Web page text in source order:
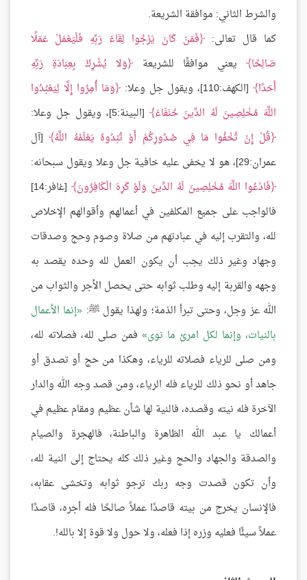
والشرط الثاني: موافقة الشريعة.
كما قال تعالى:
فَمَنْ كَانَ يَرْجُوا لِقَاءَ رَبِّهِ فَلْيَعْمَلْ عَمَلًا
صَالِحًا يعني موافقًا للشريعة
وَلا يُشْرِكْ بِعِبَادَةِ رَبِّهِ
أَحَدًا [الكهف:110]، ويقول جل وعلا:
وَمَا أُمِرُوا إِلَّا لِيَعْبُدُوا
اللَّهَ مُخْلِصِينَ لَهُ الدِّينَ حُنَفَاءَ
[البينة:5]، ويقول جل وعلا:
قُلْ إِنْ تُخْفُوا مَا فِي صُدُورِكُمْ أَوْ تُبْدُوهُ يَعْلَمْهُ اللَّهُ [آل
عمران:29]، هو لا يخفى عليه خافية جل وعلا ويقول سبحانه:
فَادْعُوا اللَّهَ مُخْلِصِينَ لَهُ الدِّينَ وَلَوْ كَرِهَ الْكَافِرُونَ
[غافر:14]
فالواجب على جميع المكلفين في أعمالهم وأقوالهم الإخلاص
لله، والتقرب إليه في عبادتهم من صلاة وصوم وحج وصدقات
وجهاد وغير ذلك يجب أن يكون العمل لله وحده يقصد به
وجهه والقربة إليه وطلب ثوابه حتى يحصل الأجر والثواب من
الله عز وجل، وحتى تبرأ الذمة؛ ولهذا يقول ﷺ: إنما الأعمال
بالنيات، وإنما لكل امرئ ما نوى فمن صلى لله، فصلاته لله،
ومن صلى للرياء فصلاته للرياء، وهكذا من حج أو تصدق أو
جاهد أو نحو ذلك للرياء فله الرياء، ومن قصد وجه الله والدار
الآخرة فله نيته وقصده، فالنية لها شأن عظيم ومقام عظيم في
أعمالك يا عبد الله الظاهرة والباطنة، فالهجرة والصيام
والصدقة والجهاد والحج وغير ذلك كله يحتاج إلى النية لله،
وأن تكون قصدت وجه ربك ترجو ثوابه وتخشى عقابه،
فالإنسان يخرج من بيته قاصدًا عملاً صالحًا فله أجره، قاصدًا
عملاً سيئًا فعليه وزره إذا فعله، ولا حول ولا قوة إلا بالله!.